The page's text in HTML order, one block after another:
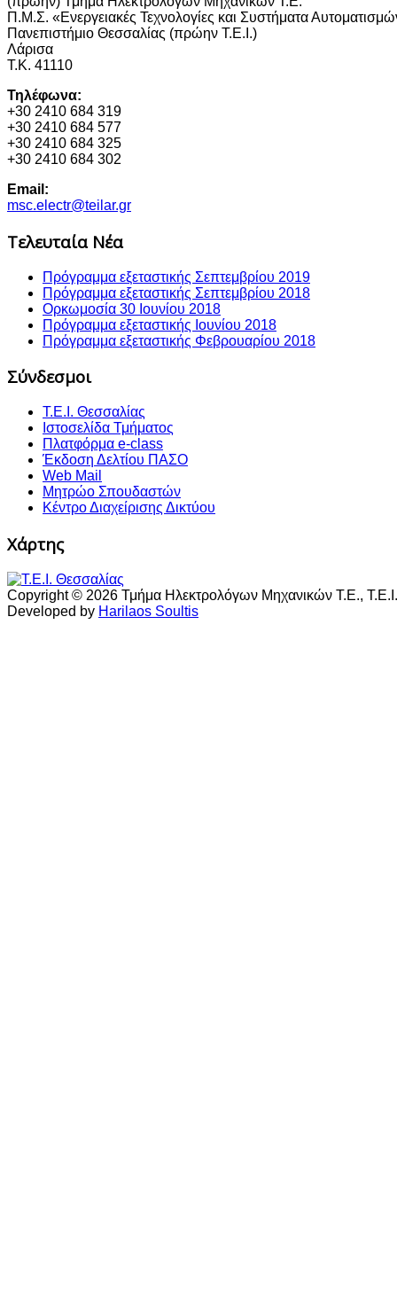
Π.Μ.Σ. «Ενεργειακές Τεχνολογίες και Συστήματα
Πανεπιστήμιο Θεσσαλίας (πρώην Τ.Ε.Ι.)
Λάρισα
Τ.Κ. 41110
Τηλέφωνα:
+30 2410 684 319
+30 2410 684 577
+30 2410 684 325
+30 2410 684 302
Email:
msc.electr@teilar.gr
Τελευταία Νέα
Πρόγραμμα εξεταστικής Σεπτεμβρίου 2019
Πρόγραμμα εξεταστικής Σεπτεμβρίου 2018
Ορκωμοσία 30 Ιουνίου 2018
Πρόγραμμα εξεταστικής Ιουνίου 2018
Πρόγραμμα εξεταστικής Φεβρουαρίου 2018
Σύνδεσμοι
Τ.Ε.Ι. Θεσσαλίας
Ιστοσελίδα Τμήματος
Πλατφόρμα e-class
Έκδοση Δελτίου ΠΑΣΟ
Web Mail
Μητρώο Σπουδαστών
Κέντρο Διαχείρισης Δικτύου
Χάρτης
Copyright © 2026 Τμήμα Ηλεκτρολόγων Μηχανικών Τ.Ε.,
Developed by Harilaos Soultis